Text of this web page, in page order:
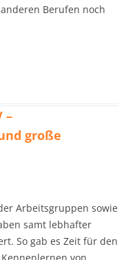
Berufen noch
–
große
Arbeitsgruppen sowie
samt lebhafter
So gab es Zeit für den